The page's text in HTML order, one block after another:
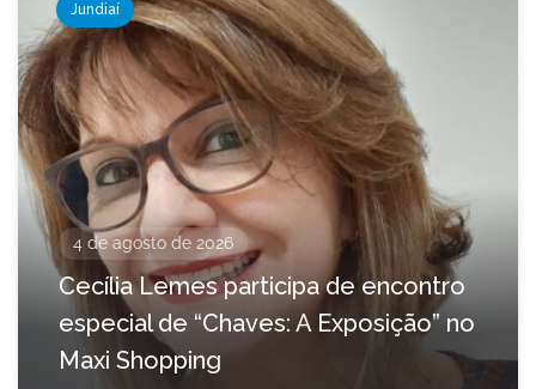
Jundiaí
4 de agosto de 2026
Cecília Lemes participa de encontro
especial de “Chaves: A Exposição” no
Maxi Shopping